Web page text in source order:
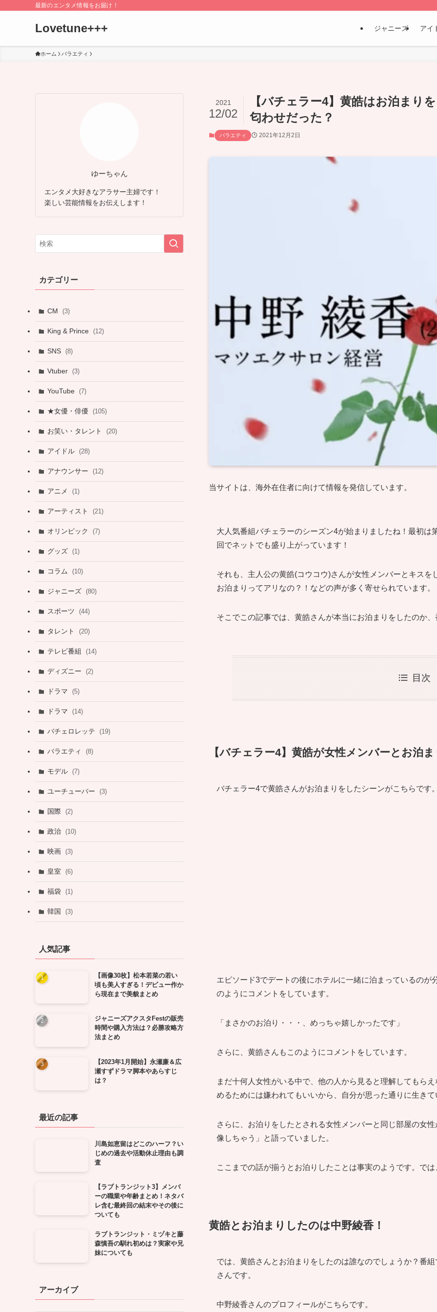
最新のエンタメ情報をお届け！
Lovetune+++ ジャニーズ アイ
ホーム バラエティ
【バチェラー4】黄皓はお泊まり
匂わせだった？
2021
12/02
バラエティ 2021年12月2日
当サイトは、海外在住者に向けて情報を発信しています。
大人気番組バチェラーのシーズン4が始まりましたね！最初
回でネットでも盛り上がっています！
それも、主人公の黄皓(コウコウ)さんが女性メンバーとキス
お泊まりってアリなの？！などの声が多く寄せられています。
そこでこの記事では、黄皓さんが本当にお泊まりをしたのか
目次
【バチェラー4】黄皓が女性メンバーとお泊
バチェラー4で黄皓さんがお泊まりをしたシーンがこちらです
エピソード3でデートの後にホテルに一緒に泊まっているの
のようにコメントをしています。
「まさかのお泊り・・・、めっちゃ嬉しかったです」
さらに、黄皓さんもこのようにコメントをしています。
まだ十何人女性がいる中で、他の人から見ると理解してもら
めるためには嫌われてもいいから、自分が思った通りに生き
さらに、お泊りをしたとされる女性メンバーと同じ部屋の女
像しちゃう」と語っていました。
ここまでの話が揃うとお泊りしたことは事実のようです。で
黄皓とお泊まりしたのは中野綾香！
では、黄皓さんとお泊まりをしたのは誰なのでしょうか？番
さんです。
中野綾香さんのプロフィールがこちらです。
ゆーちゃん
エンタメ大好きなアラサー主婦です！
楽しい芸能情報をお伝えします！
カテゴリー
CM (3)
King & Prince (12)
SNS (8)
Vtuber (3)
YouTube (7)
★女優・俳優 (105)
お笑い・タレント (20)
アイドル (28)
アナウンサー (12)
アニメ (1)
アーティスト (21)
オリンピック (7)
グッズ (1)
コラム (10)
ジャニーズ (80)
スポーツ (44)
タレント (20)
テレビ番組 (14)
ディズニー (2)
ドラマ (5)
ドラマ (14)
バチェロレッテ (19)
バラエティ (8)
モデル (7)
ユーチューバー (3)
国際 (2)
政治 (10)
映画 (3)
皇室 (6)
福袋 (1)
韓国 (3)
人気記事
【画像30枚】松本若菜の若い
頃も美人すぎる！デビュー作か
ら現在まで美貌まとめ
ジャニーズアクスタFestの販売
時間や購入方法は？必勝攻略方
法まとめ
【2023年1月開始】永瀬廉＆広
瀬すずドラマ脚本やあらすじ
は？
最近の記事
川島如恵留はどこのハーフ？い
じめの過去や活動休止理由も調
査
【ラブトランジット3】メンバ
ーの職業や年齢まとめ！ネタバ
レ含む最終回の結末やその後に
ついても
ラブトランジット・ミヅキと藤
森慎吾の馴れ初めは？実家や兄
妹についても
アーカイブ